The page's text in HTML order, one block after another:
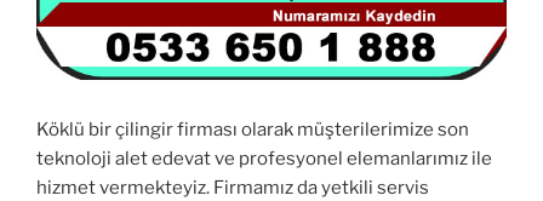
Köklü bir çilingir firması olarak müşterilerimize son
teknoloji alet edevat ve profesyonel elemanlarımız ile
hizmet vermekteyiz. Firmamız da yetkili servis